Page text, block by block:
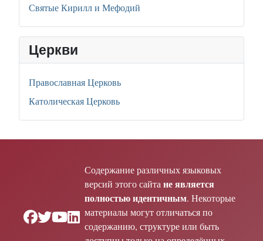
Святые Кирилл и Мефодий
Церкви
Православная Церковь
Католическая Церковь
Содержание различных языковых
версий этого сайта не является
полностью идентичным. Некоторые
материалы могут отличаться по
содержанию, структуре или быть